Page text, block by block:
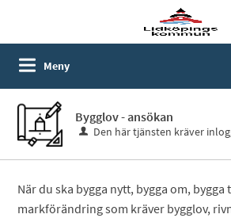
Meny
Bygglov - ansökan
Den här tjänsten kräver
När du ska bygga nytt, bygga om,
markförändring som kräver bygglov,